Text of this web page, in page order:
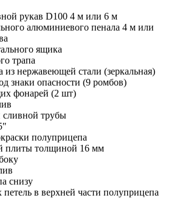
рукав D100 4 м или 6 м
алюминиевого пенала 4 м или
ящика
трапа
нержавеющей стали (зеркальная)
знаки опасности (9 ромбов)
фонарей (2 шт)
сливной трубы
полуприцепа
плиты толщиной 16 мм
снизу
в верхней части полуприцепа